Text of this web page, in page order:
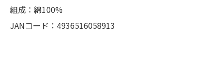
組成：綿100%
JANコード：4936516058913